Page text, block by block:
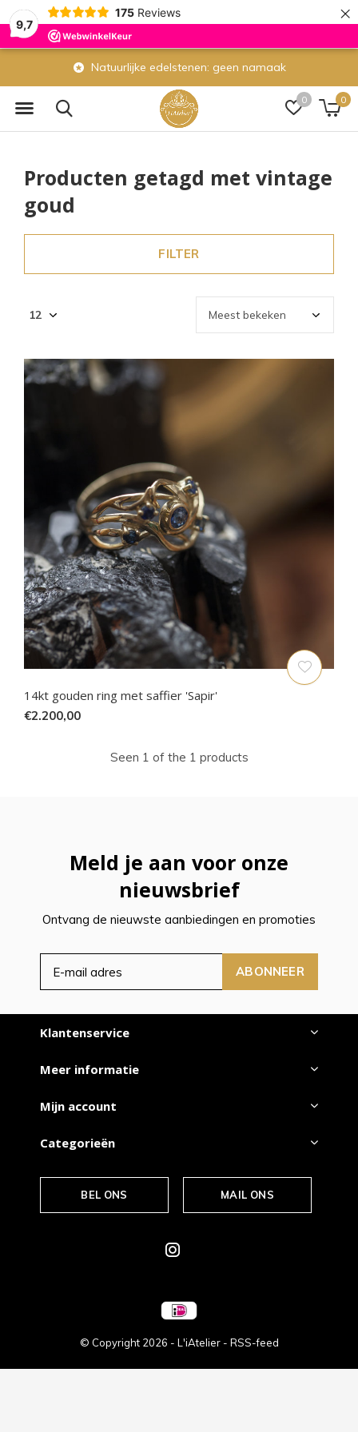
9,7
175 Reviews ×
0 0
Natuurlijke edelstenen: geen namaak
Producten getagd met vintage
goud
FILTER
14kt gouden ring met saffier 'Sapir'
€2.200,00
Seen 1 of the 1 products
Meld je aan voor onze
nieuwsbrief
Ontvang de nieuwste aanbiedingen en promoties
ABONNEER
Klantenservice
Meer informatie
Mijn account
Categorieën
BEL ONS MAIL ONS
© Copyright 2026 - L'iAtelier - RSS-feed